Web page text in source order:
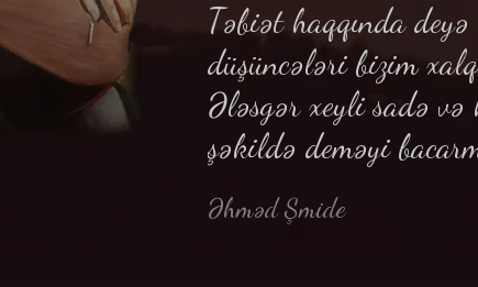
Təbiət haqqında
düşüncələri bizim
Ələsgər xeyli sadə və
şəkildə deməyi
Əhməd Şmide